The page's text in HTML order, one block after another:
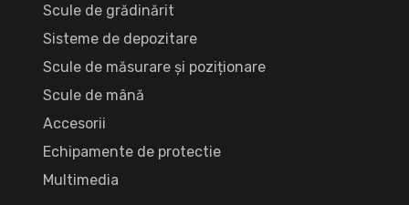
Scule de grădinărit
Sisteme de depozitare
Scule de măsurare și poziționare
Scule de mână
Accesorii
Echipamente de protectie
Multimedia